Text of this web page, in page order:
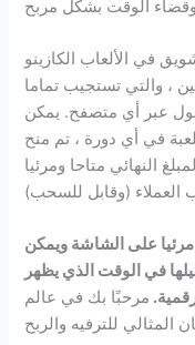
في الألعاب الكازينو
، والتي تستجيب تماما
عبر أي متصفح. يمكن
في أي دورة ، تم منح
النهائي متاحا ومرئيا
على الشاشة ويمكن
في الوقت الذي يظهر
مرحبًا بك في عالم